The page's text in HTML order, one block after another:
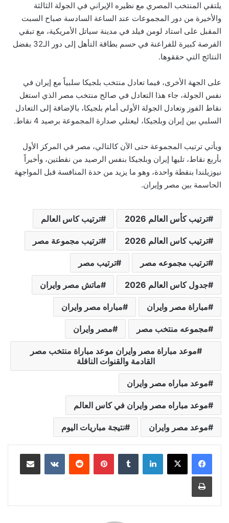
يلتقي المنتخب المصري مع نظيره الإيراني في الجولة الثالثة
والأخيرة من دور المجموعات عند الساعة السادسة صباح السبت
المقبل على استاد لومن فيلد في مدينة سياتل الأمريكية، مع تبقي
الفرصة كبيرة للفراعنة في حسم بطاقة التأهل إلى دور الـ32 بفضل
النتائج التي حققوها.
على الجهة الأخرى، فيما تعادل منتخب بلجيكا سلبياً مع إيران في
نفس الجولة، جاء هذا التعادل في صالح منتخب مصر الذي استغل
نقاط الفوز وتعادل الجولة الأولى أمام بلجيكا، بالإضافة إلى التعادل
السلبي بين إيران وبلجيكا، ليعتلي صدارة المجموعة برصيد 4 نقاط.
ويأتي ترتيب المجموعة حتى الآن كالتالي، مصر في المركز الأول
بأربع نقاط، تليها إيران وبلجيكا بنفس الرصيد من نقطتين، وأخيراً
نيوزيلندا بنقطة واحدة، وهو ما يزيد من حدة المنافسة قبل المواجهة
الحاسمة بين مصر وإيران.
ترتيب كأس العالم 2026 ترتيب كاس العالم
ترتيب كاس العالم 2026 ترتيب مجموعة مصر
ترتيب مجموعه مصر ترتيب مصر
جدول كاس العالم 2026 ماتش مصر وايران
مباراة مصر وايران مباراه مصر وايران
مجموعه منتخب مصر مصر وايران
موعد مباراة مصر وايران موعد مباراة منتخب مصر
القادمة والقنوات الناقلة
موعد مباراه مصر وايران
موعد مباراه مصر وايران في كاس العالم
موعد مصر وايران نتيجة مباريات اليوم
لينكدإن بينتيريست مشاركة عبر البريد
طباعة